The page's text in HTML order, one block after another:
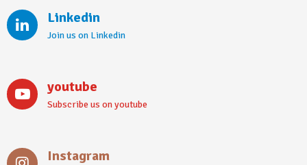
Linkedin
Join us on Linkedin
youtube
Subscribe us on youtube
Instagram